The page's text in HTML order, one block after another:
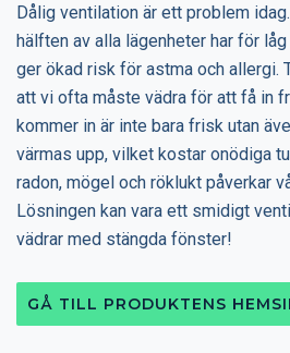
Dålig ventilation är ett problem
hälften av alla lägenheter har för
ger ökad risk för astma och allergi.
att vi ofta måste vädra för att få in
kommer in är inte bara frisk utan
värmas upp, vilket kostar onödiga
radon, mögel och röklukt påverkar
Lösningen kan vara ett smidigt
vädrar med stängda fönster!
GÅ TILL PRODUKTENS